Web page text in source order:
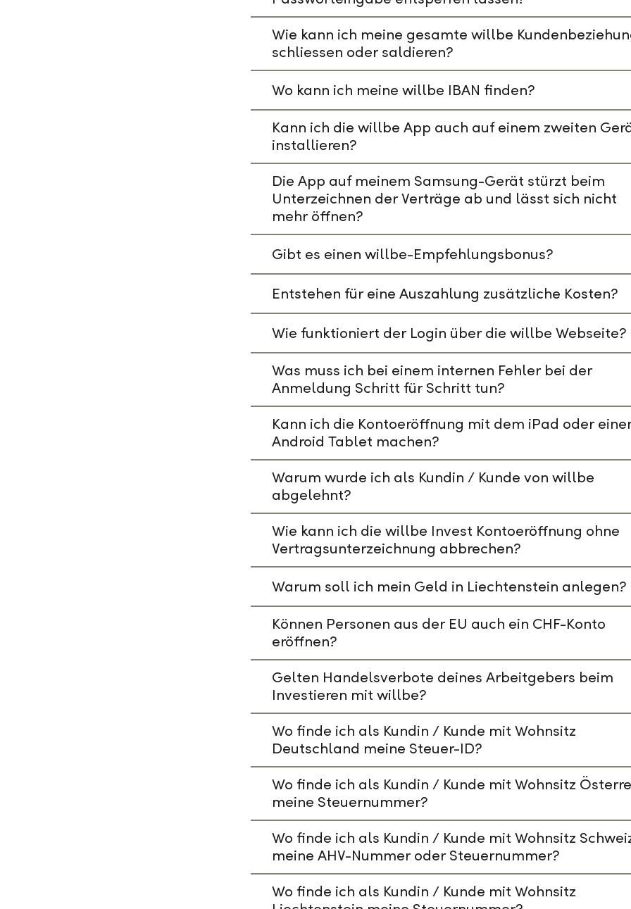
Wie kann ich meine gesamte willbe
schliessen oder saldieren?
Wo kann ich meine willbe IBAN finden?
Kann ich die willbe App auch auf einem zweiten
installieren?
Die App auf meinem Samsung-Gerät stürzt beim
Unterzeichnen der Verträge ab und lässt sich nicht
mehr öffnen?
Gibt es einen willbe-Empfehlungsbonus?
Entstehen für eine Auszahlung zusätzliche Kosten?
Wie funktioniert der Login über die willbe Webseite?
Was muss ich bei einem internen Fehler bei der
Anmeldung Schritt für Schritt tun?
Kann ich die Kontoeröffnung mit dem iPad oder
Android Tablet machen?
Warum wurde ich als Kundin / Kunde von willbe
abgelehnt?
Wie kann ich die willbe Invest Kontoeröffnung ohne
Vertragsunterzeichnung abbrechen?
Warum soll ich mein Geld in Liechtenstein anlegen?
Können Personen aus der EU auch ein CHF-Konto
eröffnen?
Gelten Handelsverbote deines Arbeitgebers beim
Investieren mit willbe?
Wo finde ich als Kundin / Kunde mit Wohnsitz
Deutschland meine Steuer-ID?
Wo finde ich als Kundin / Kunde mit Wohnsitz
meine Steuernummer?
Wo finde ich als Kundin / Kunde mit Wohnsitz
meine AHV-Nummer oder Steuernummer?
Wo finde ich als Kundin / Kunde mit Wohnsitz